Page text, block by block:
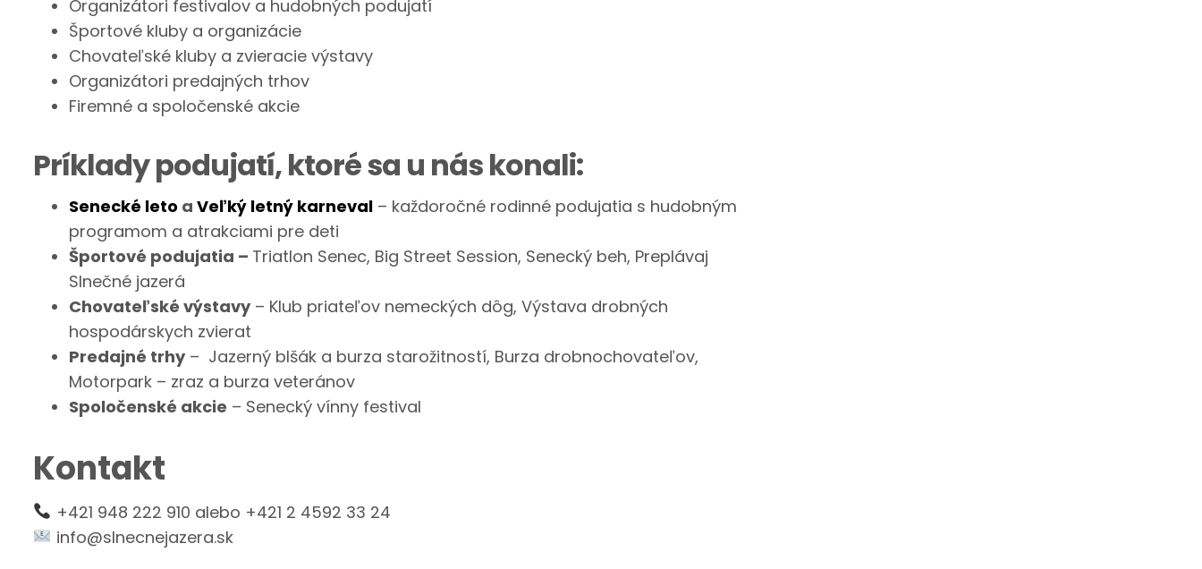
Organizátori festivalov a hudobných podujatí
Športové kluby a organizácie
Chovateľské kluby a zvieracie výstavy
Organizátori predajných trhov
Firemné a spoločenské akcie
Príklady podujatí, ktoré sa u nás konali:
Senecké leto a Veľký letný karneval – každoročné rodinné podujatia s hudobným
programom a atrakciami pre deti
Športové podujatia – Triatlon Senec, Big Street Session, Senecký beh, Preplávaj
Slnečné jazerá
Chovateľské výstavy– Klub priateľov nemeckých dôg, Výstava drobných
hospodárskych zvierat
Predajné trhy– Jazerný blšák a burza starožitností, Burza drobnochovateľov,
Motorpark – zraz a burza veteránov
Spoločenské akcie – Senecký vínny festival
Kontakt
+421 948 222 910 alebo +421 2 4592 33 24
info@slnecnejazera.sk